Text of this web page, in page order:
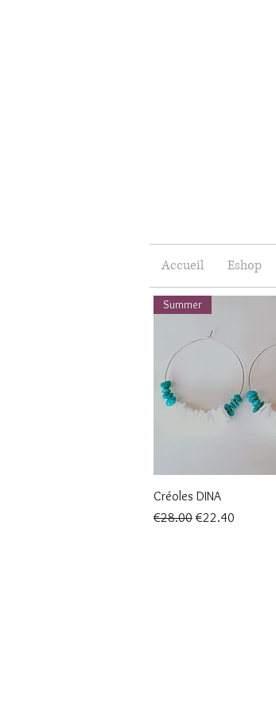
Accueil Eshop
Quick View
Summer
Créoles DINA
Regular Price
€28.00Sale Price
€22.40